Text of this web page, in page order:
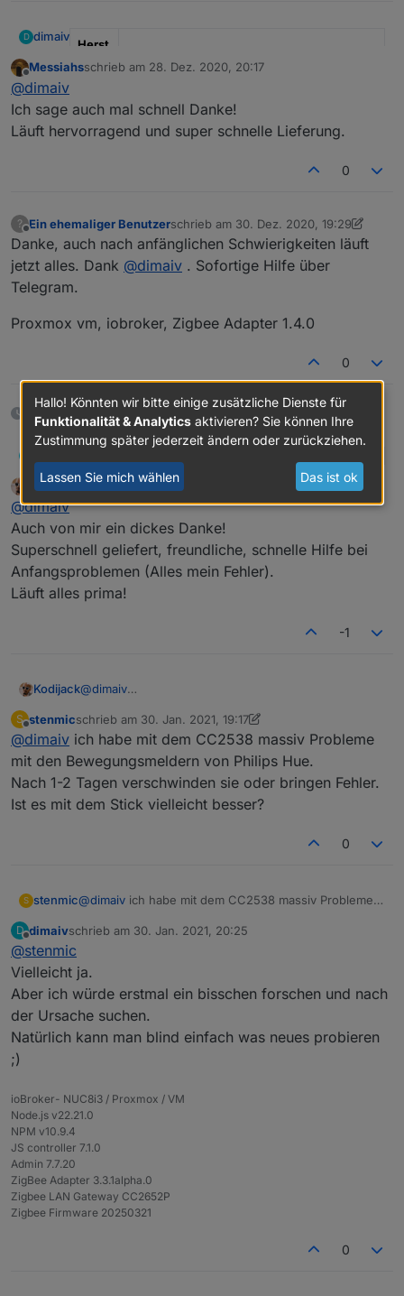
Firmware Update Anleitung
D dimaiv
Herst
eller
" Ich "
l
Sofort verfügbar
Stück
Versa
"in DE inkl., mit Verfolgungsnummer"
hreib
3.x.0, Update über USB, mit 3 dBi Antenne
Hier geht's zum CC2538+CC2592 Stick
Offline
Messiahsschrieb am 28. Dez. 2020, 20:17
zuletzt editiert von
@dimaiv
Ich sage auch mal schnell Danke!
Läuft hervorragend und super schnelle Lieferung.
0
?
Offline
Ein ehemaliger Benutzerschrieb am 30. Dez. 2020, 19:29
zuletzt editiert von Ein ehemaliger
Danke, auch nach anfänglichen Schwierigkeiten läuft
jetzt alles. Dank @dimaiv . Sofortige Hilfe über
Telegram.
Proxmox vm, iobroker, Zigbee Adapter 1.4.0
0
etwa einem Monat später
Herst
eller
" Ich "
Anza
hl
Sofort verfügbar
https://t.me/Zigbee1
nd
Besc
hreib
ung
"Leistungsstarke ZigBee Stick mit Z-Stack
3.x.0, Update über USB, mit 3 dBi Antenne
und Gehäuse"
Hier geht's zum CC2538+CC2592 Stick
Kodijackschrieb am30. Jan. 2021, 17:46
zuletzt editiert von
@dimaiv
Auch von mir ein dickes Danke!
Superschnell geliefert, freundliche, schnelle Hilfe bei
Anfangsproblemen (Alles mein Fehler).
Läuft alles prima!
-1
Kodijack@dimaiv
Superschnell geliefert, freundliche, schnelle Hilfe bei
Anfangsproblemen (Alles mein Fehler).
Läuft alles prima!
S
Offline
stenmicschrieb am 30. Jan. 2021, 19:17
zuletzt editiert von stenmic
@dimaiv ich habe mit dem CC2538 massiv Probleme
mit den Bewegungsmeldern von Philips Hue.
Nach 1-2 Tagen verschwinden sie oder bringen Fehler.
Ist es mit dem Stick vielleicht besser?
0
S stenmic@dimaiv ich habe mit dem CC2538 massiv Probleme
Nach 1-2 Tagen verschwinden sie oder bringen
Ist es mit dem Stick vielleicht besser?
D
Offline
dimaivschrieb am 30. Jan. 2021, 20:25
zuletzt editiert von
@stenmic
Vielleicht ja.
Aber ich würde erstmal ein bisschen forschen und nach
der Ursache suchen.
Natürlich kann man blind einfach was neues probieren
;)
ioBroker- NUC8i3 / Proxmox / VM
Node.js v22.21.0
NPM v10.9.4
JS controller 7.1.0
Admin 7.7.20
ZigBee Adapter 3.3.1alpha.0
Zigbee LAN Gateway CC2652P
Zigbee Firmware 20250321
0
Hallo! Könnten wir bitte einige zusätzliche Dienste für
Funktionalität & Analytics aktivieren? Sie können Ihre
Zustimmung später jederzeit ändern oder zurückziehen.
Lassen Sie mich wählen Das ist ok